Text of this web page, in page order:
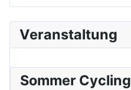
Veranstaltung
Sommer Cycling